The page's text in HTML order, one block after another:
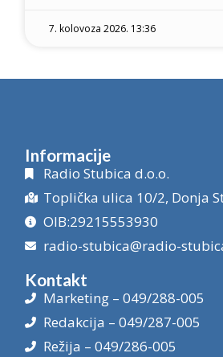
7. kolovoza 2026. 13:36
Informacije
Radio Stubica d.o.o.
Toplička ulica 10/2, Donja
OIB:29215553930
radio-stubica@radio-
Kontakt
Marketing – 049/288-005
Redakcija – 049/287-005
Režija – 049/286-005